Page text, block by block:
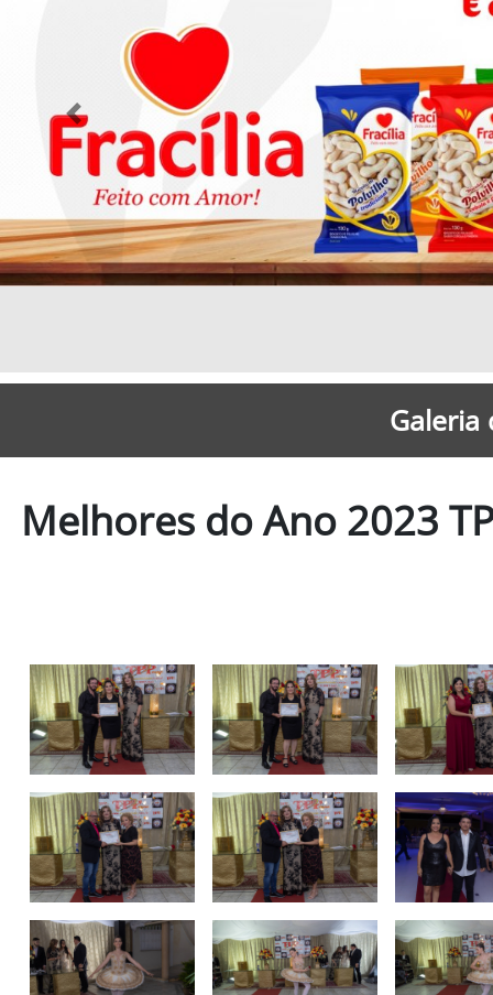
Previous
Galeria
Melhores do Ano 2023